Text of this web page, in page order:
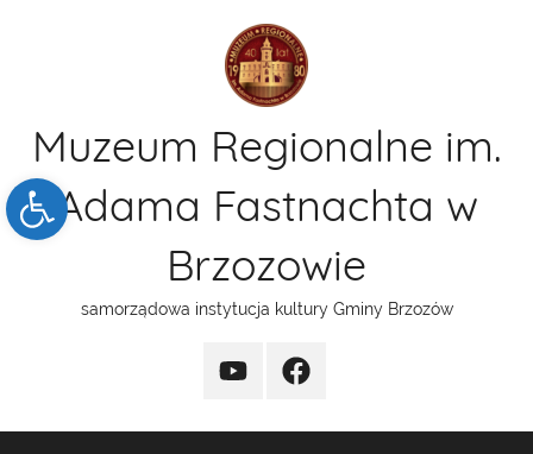
Open toolbar
Muzeum Regionalne im.
Adama Fastnachta w
Brzozowie
samorządowa instytucja kultury Gminy Brzozów
kanal
funpage